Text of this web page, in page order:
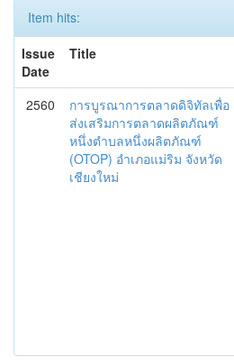
Item hits:
Issue
Date
Title
2560
การบูรณาการตลาดดิจิทัลเพื่อ
ส่งเสริมการตลาดผลิตภัณฑ์
หนึ่งตำบลหนึ่งผลิตภัณฑ์
(OTOP) อำเภอแม่ริม จังหวัด
เชียงใหม่